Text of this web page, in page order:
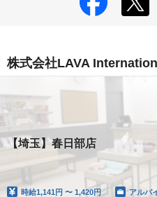
株式会社LAVA
【埼玉】春日部店
時給1,141円 〜 1,420円 アルバ